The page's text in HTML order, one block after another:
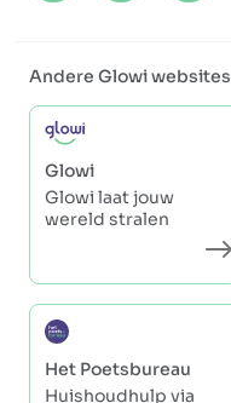
Andere Glowi websites
Glowi
Glowi laat jouw
wereld stralen
Het Poetsbureau
Huishoudhulp via